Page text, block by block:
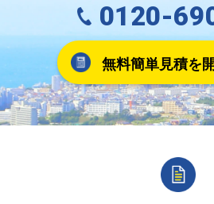
0120-
無料簡単見積を